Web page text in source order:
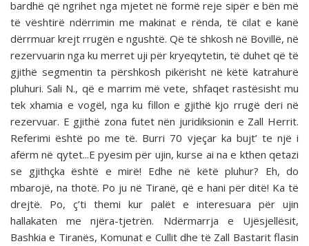
bardhë që ngrihet nga mjetet në formë reje sipër e bën më
të vështirë ndërrimin me makinat e rënda, të cilat e kanë
dërrmuar krejt rrugën e ngushtë. Që të shkosh në Bovillë, në
rezervuarin nga ku merret uji për kryeqytetin, të duhet që të
gjithë segmentin ta përshkosh pikërisht në këtë katrahurë
pluhuri. Sali N., që e marrim më vete, shfaqet rastësisht mu
tek xhamia e vogël, nga ku fillon e gjithë kjo rrugë deri në
rezervuar. E gjithë zona futet nën juridiksionin e Zall Herrit.
Referimi është po me të. Burri 70 vjeçar ka bujt’ te një i
afërm në qytet...E pyesim për ujin, kurse ai na e kthen qetazi
se gjithçka është e mirë! Edhe në këtë pluhur? Eh, do
mbarojë, na thotë. Po ju në Tiranë, që e hani për ditë! Ka të
drejtë. Po, ç’ti themi kur palët e interesuara për ujin
hallakaten me njëra-tjetrën. Ndërmarrja e Ujësjellësit,
Bashkia e Tiranës, Komunat e Cullit dhe të Zall Bastarit flasin